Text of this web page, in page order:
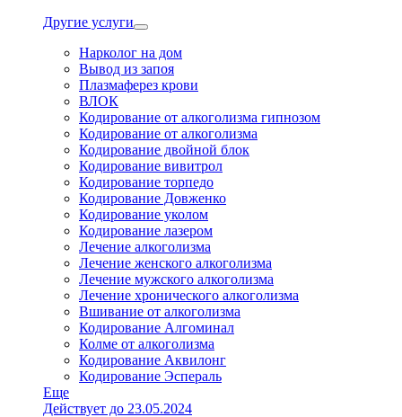
Другие услуги
Нарколог на дом
Вывод из запоя
Плазмаферез крови
ВЛОК
Кодирование от алкоголизма гипнозом
Кодирование от алкоголизма
Кодирование двойной блок
Кодирование вивитрол
Кодирование торпедо
Кодирование Довженко
Кодирование уколом
Кодирование лазером
Лечение алкоголизма
Лечение женского алкоголизма
Лечение мужского алкоголизма
Лечение хронического алкоголизма
Вшивание от алкоголизма
Кодирование Алгоминал
Колме от алкоголизма
Кодирование Аквилонг
Кодирование Эспераль
Еще
Действует до 23.05.2024